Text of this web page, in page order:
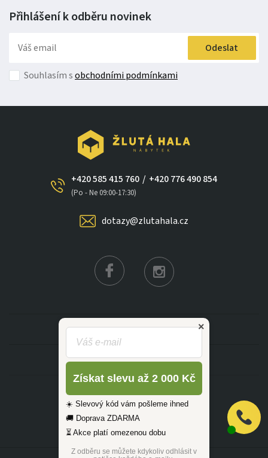
Přihlášení k odběru novinek
Odeslat
Souhlasím sobchodními podmínkami
+420 585 415 760
(Po - Ne 09:00-17:30)
/ +420 776 490 854
dotazy@zlutahala.cz
KATEGORIE
INFORMACE
Získat slevu až 2 000 Kč
☀️ Slevový kód vám pošleme ihned
🚚 Doprava ZDARMA
⏳ Akce platí omezenou dobu
Z odběru se můžete kdykoliv odhlásit v